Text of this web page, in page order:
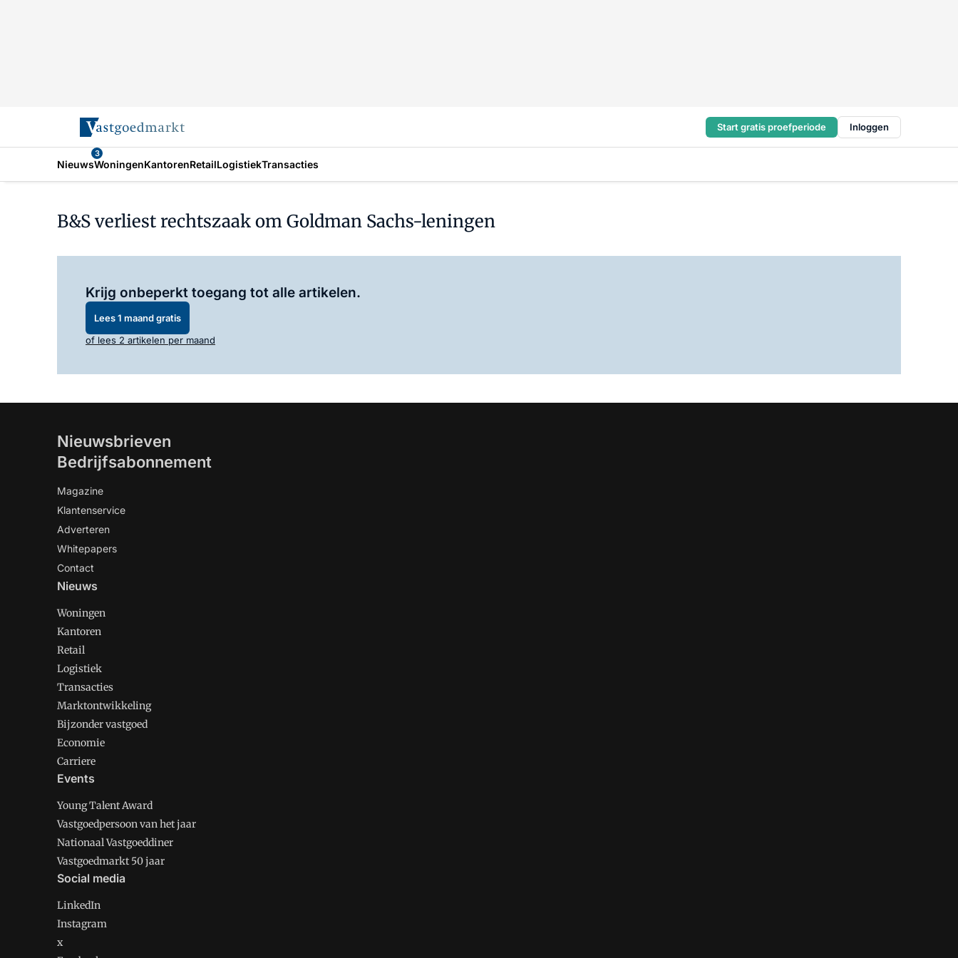
Start gratis proefperiode Inloggen
Nieuws
3
WoningenKantorenRetailLogistiekTransacties
B&S verliest rechtszaak om Goldman Sachs-leningen
Krijg onbeperkt toegang tot alle artikelen.
Lees 1 maand gratis
of lees 2 artikelen per maand
Nieuwsbrieven
Bedrijfsabonnement
Magazine
Klantenservice
Adverteren
Whitepapers
Contact
Nieuws
Woningen
Kantoren
Retail
Logistiek
Transacties
Marktontwikkeling
Bijzonder vastgoed
Economie
Carriere
Events
Young Talent Award
Vastgoedpersoon van het jaar
Nationaal Vastgoeddiner
Vastgoedmarkt 50 jaar
Social media
LinkedIn
Instagram
x